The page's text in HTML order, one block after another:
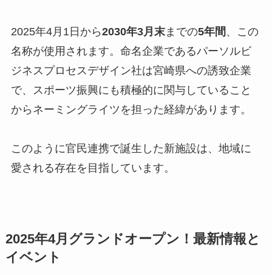
2025年4月1日から2030年3月末までの5年間 、この
名称が使用されます。命名企業であるパーソルビ
ジネスプロセスデザイン社は宮崎県への誘致企業
で、スポーツ振興にも積極的に関与していること
からネーミングライツを担った経緯があります。
このように官民連携で誕生した新施設は、地域に
愛される存在を目指しています。
2025年4月グランドオープン！最新情報と
イベント